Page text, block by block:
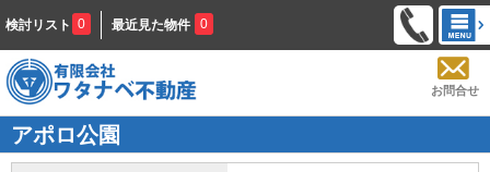
検討リスト 0 最近見た物件 0
お問合せ
アポロ公園